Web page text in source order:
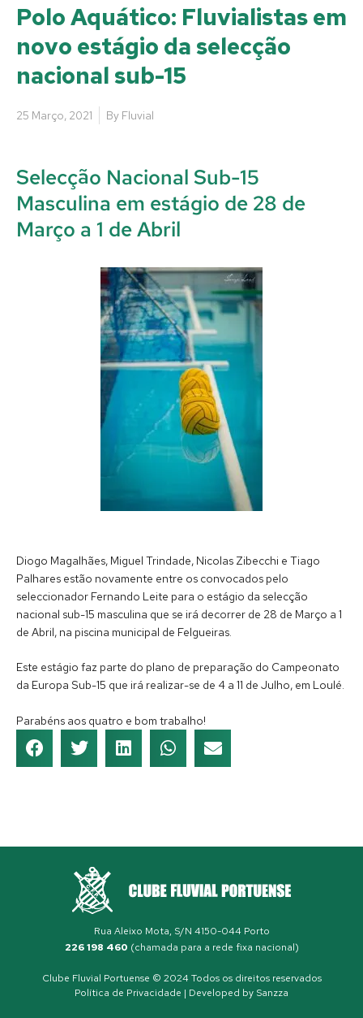
Polo Aquático: Fluvialistas em
novo estágio da selecção
nacional sub-15
25 Março, 2021 By Fluvial
Selecção Nacional Sub-15
Masculina em estágio de 28 de
Março a 1 de Abril
Diogo Magalhães, Miguel Trindade, Nicolas Zibecchi e Tiago
Palhares estão novamente entre os convocados pelo
seleccionador Fernando Leite para o estágio da selecção
nacional sub-15 masculina que se irá decorrer de 28 de Março a 1
de Abril, na piscina municipal de Felgueiras.
Este estágio faz parte do plano de preparação do Campeonato
da Europa Sub-15 que irá realizar-se de 4 a 11 de Julho, em Loulé.
Parabéns aos quatro e bom trabalho!
Rua Aleixo Mota, S/N 4150-044 Porto
226 198 460 (chamada para a rede fixa nacional)
Clube Fluvial Portuense © 2024 Todos os direitos reservados
Política de Privacidade | Developed by Sanzza